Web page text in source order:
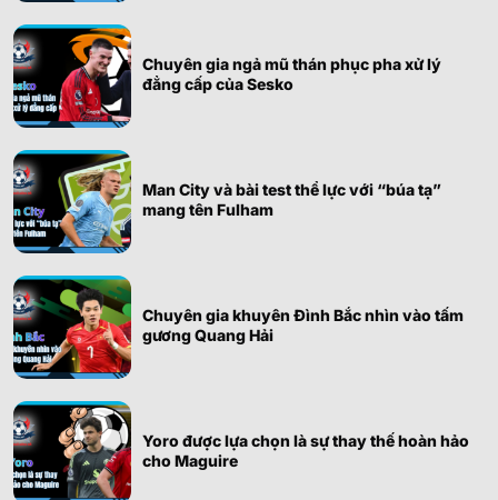
Chuyên gia ngả mũ thán phục pha xử lý
đẳng cấp của Sesko
Man City và bài test thể lực với “búa tạ”
mang tên Fulham
Chuyên gia khuyên Đình Bắc nhìn vào tấm
gương Quang Hải
Yoro được lựa chọn là sự thay thế hoàn hảo
cho Maguire